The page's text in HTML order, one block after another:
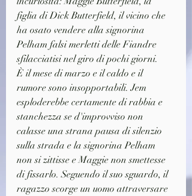
figlia di Dick Butterfield, il vicino che
ha osato vendere alla signorina
Pelham falsi merletti delle Fiandre
sfilacciatisi nel giro di pochi giorni.
È il mese di marzo e il caldo e il
rumore sono insopportabili. Jem
esploderebbe certamente di rabbia e
stanchezza se d'improvviso non
calasse una strana pausa di silenzio
sulla strada e la signorina Pelham
non si zittisse e Maggie non smettesse
di fissarlo. Seguendo il suo sguardo, il
ragazzo scorge un uomo attraversare